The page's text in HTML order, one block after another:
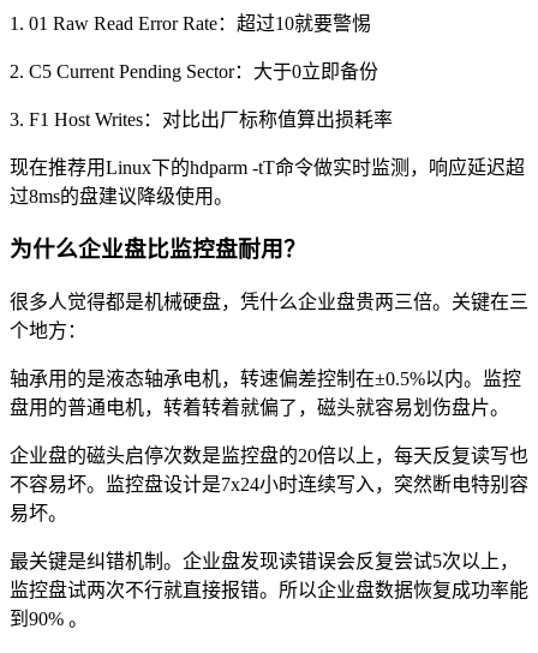
1. 01 Raw Read Error Rate：超过10就要警惕
2. C5 Current Pending Sector：大于0立即备份
3. F1 Host Writes：对比出厂标称值算出损耗率
现在推荐用Linux下的hdparm -tT命令做实时监测，响应延迟超
过8ms的盘建议降级使用。
为什么企业盘比监控盘耐用？
很多人觉得都是机械硬盘，凭什么企业盘贵两三倍。关键在三
个地方：
轴承用的是液态轴承电机，转速偏差控制在±0.5%以内。监控
盘用的普通电机，转着转着就偏了，磁头就容易划伤盘片。
企业盘的磁头启停次数是监控盘的20倍以上，每天反复读写也
不容易坏。监控盘设计是7x24小时连续写入，突然断电特别容
易坏。
最关键是纠错机制。企业盘发现读错误会反复尝试5次以上，
监控盘试两次不行就直接报错。所以企业盘数据恢复成功率能
到90% 。